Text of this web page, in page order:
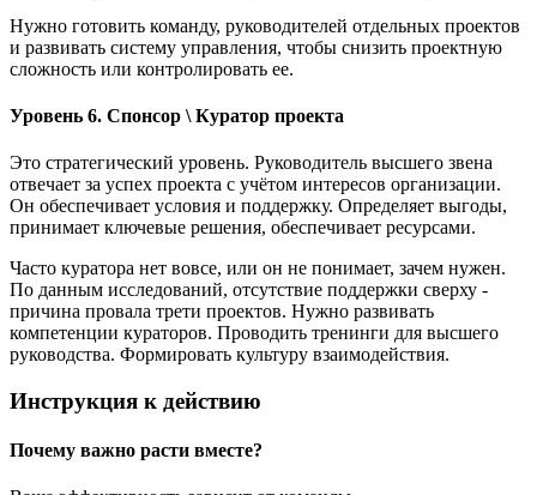
Нужно готовить команду, руководителей отдельных проектов
и развивать систему управления, чтобы снизить проектную
сложность или контролировать ее.
Уровень 6. Спонсор \ Куратор проекта
Это стратегический уровень. Руководитель высшего звена
отвечает за успех проекта с учётом интересов организации.
Он обеспечивает условия и поддержку. Определяет выгоды,
принимает ключевые решения, обеспечивает ресурсами.
Часто куратора нет вовсе, или он не понимает, зачем нужен.
По данным исследований, отсутствие поддержки сверху -
причина провала трети проектов. Нужно развивать
компетенции кураторов. Проводить тренинги для высшего
руководства. Формировать культуру взаимодействия.
Инструкция к действию
Почему важно расти вместе?